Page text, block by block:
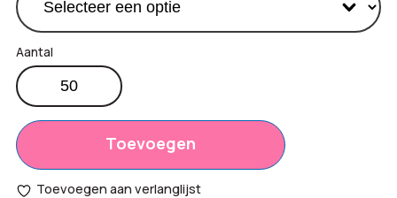
Productprijs:
Totaal
opties:
€0,00
Custom
made
sjaal
-
Polyester
aantal
Toevoegen
Toevoegen aan verlanglijst